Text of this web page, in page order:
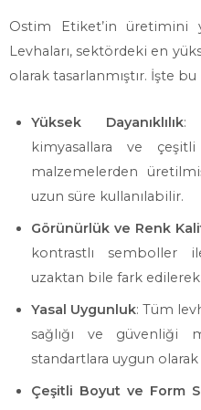
Ostim Etiket’in üretimini
Levhaları, sektördeki en
olarak tasarlanmıştır. İşte
Yüksek Dayanıklılık:
kimyasallara ve çeşitli
malzemelerden
uzun süre kullanılabilir.
Görünürlük ve Renk
kontrastlı semboller
uzaktan bile fark
Yasal Uygunluk: Tüm
sağlığı ve güvenliği
standartlara uygun
Çeşitli Boyut ve Form